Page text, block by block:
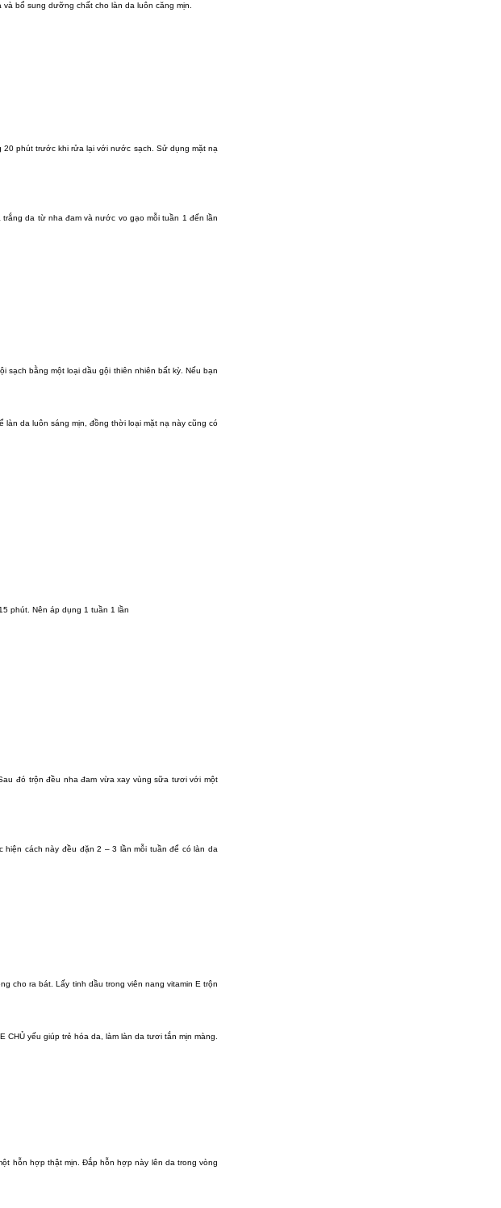
bổ sung dưỡng chất cho làn da luôn căng mịn.
phút trước khi rửa lại với nước sạch. Sử dụng mặt nạ
da từ nha đam và nước vo gạo mỗi tuần 1 đến lần
sạch bằng một loại dầu gội thiên nhiên bất kỳ. Nếu bạn
da luôn sáng mịn, đồng thời loại mặt nạ này cũng có
phút. Nên áp dụng 1 tuần 1 lần
đó trộn đều nha đam vừa xay vùng sữa tươi với một
cách này đều đặn 2 – 3 lần mỗi tuần để có làn da
cho ra bát. Lấy tinh dầu trong viên nang vitamin E trộn
yếu giúp trẻ hóa da, làm làn da tươi tắn mịn màng.
hỗn hợp thật mịn. Đắp hỗn hợp này lên da trong vòng